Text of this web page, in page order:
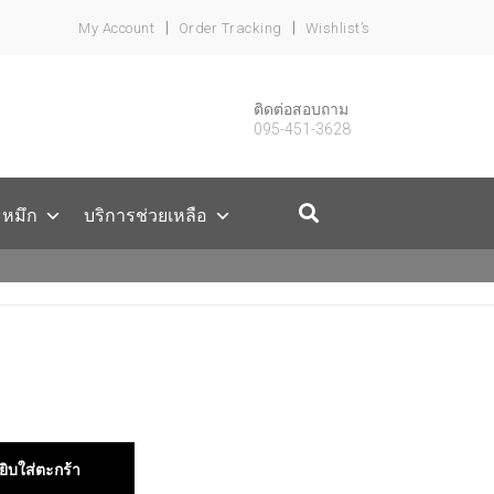
My Account Order Tracking Wishlist’s
ติดต่อสอบถาม
095-451-3628
หมึก บริการช่วยเหลือ
บใส่ตะกร้า